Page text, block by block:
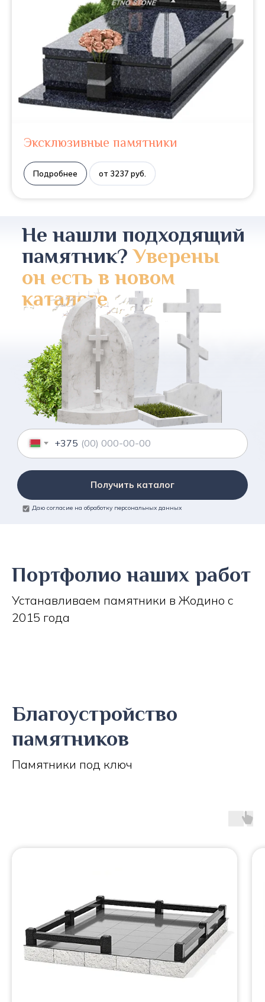
Эксклюзивные памятники
Подробнее от 3237 руб.
Не нашли подходящий
памятник?Уверены
он есть в новом
каталоге
+375
Получить каталог
Даю согласие на обработку персональных данных
Портфолио наших работ
Устанавливаем памятники в Жодино с
2015 года
Благоустройство
памятников
Памятники под ключ